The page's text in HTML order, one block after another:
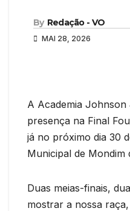
By Redação - VO
MAI 28, 2026
A Academia
presença na Final
já no próximo dia 30
Municipal de Mondim
Duas meias-finais,
mostrar a nossa